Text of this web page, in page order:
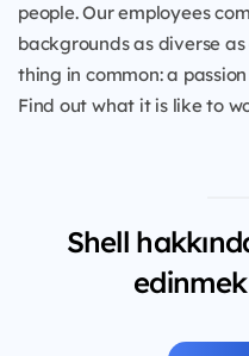
people. Our employees
backgrounds as diverse
thing in common: a
Find out what it is like to
Shell